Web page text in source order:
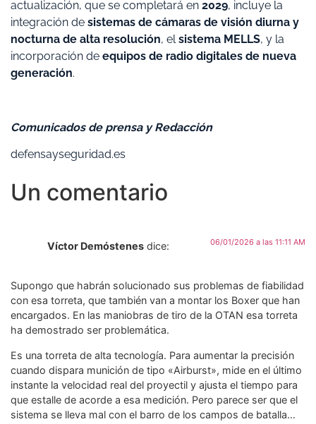
actualización, que se completará en 2029, incluye la
integración de sistemas de cámaras de visión diurna y
nocturna de alta resolución, elsistema MELLS, y la
incorporación de equipos de radio digitales de nueva
generación.
Comunicados de prensa y Redacción
defensayseguridad.es
Un comentario
Víctor Demóstenes dice: 06/01/2026 a las 11:11 AM
Supongo que habrán solucionado sus problemas de fiabilidad
con esa torreta, que también van a montar los Boxer que han
encargados. En las maniobras de tiro de la OTAN esa torreta
ha demostrado ser problemática.
Es una torreta de alta tecnología. Para aumentar la precisión
cuando dispara munición de tipo «Airburst», mide en el último
instante la velocidad real del proyectil y ajusta el tiempo para
que estalle de acorde a esa medición. Pero parece ser que el
sistema se lleva mal con el barro de los campos de batalla…